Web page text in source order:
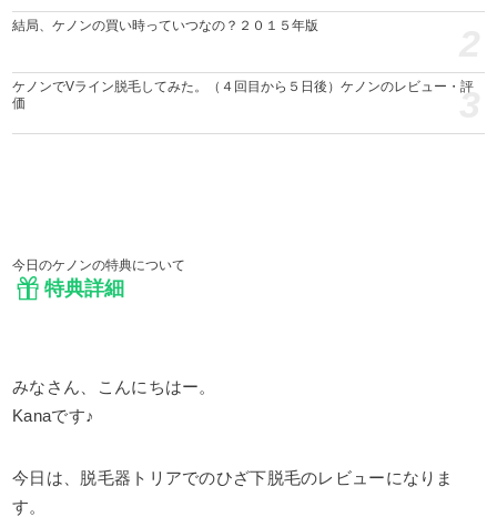
結局、ケノンの買い時っていつなの？２０１５年版
ケノンでVライン脱毛してみた。（４回目から５日後）ケノンのレビュー・評
価
3
今日のケノンの特典について
特典詳細
みなさん、こんにちはー。
Kanaです♪
今日は、脱毛器トリアでのひざ下脱毛のレビューになりま
す。